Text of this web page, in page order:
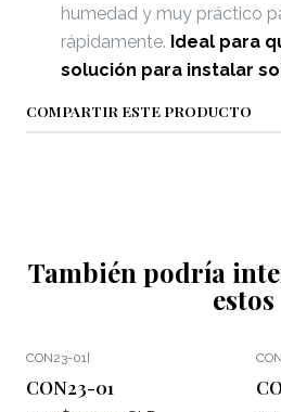
humedad y muy práctico
rápidamente. Ideal para
solución para instalar
COMPARTIR ESTE PRODUCTO
También podría
estos
CON23-01
CON23-01